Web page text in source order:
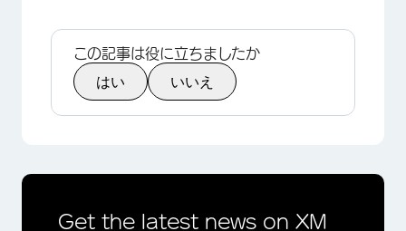
この記事は役に立ちましたか
はい いいえ
Get the latest news on XM